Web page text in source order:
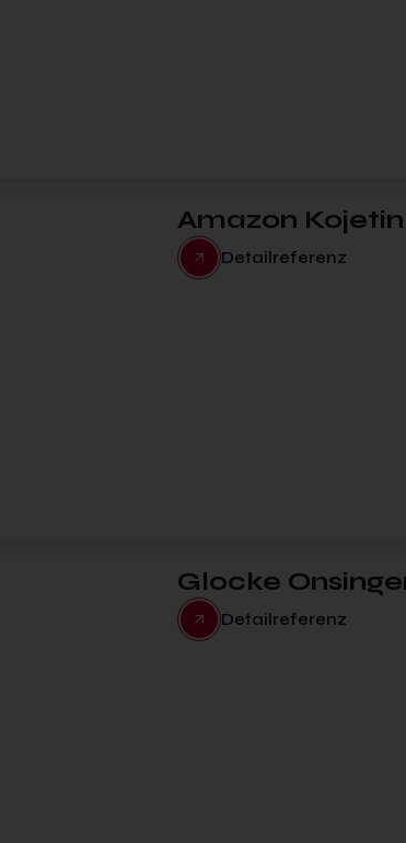
Amazon Kojetin
Detailreferenz
Glocke
Detailreferenz